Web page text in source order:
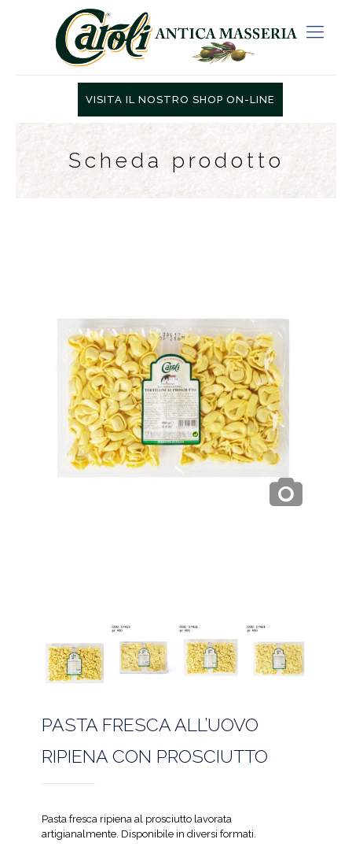
VISITA IL NOSTRO SHOP ON-LINE
Scheda prodotto
PASTA FRESCA ALL’UOVO
RIPIENA CON PROSCIUTTO
Pasta fresca ripiena al prosciutto lavorata
artigianalmente. Disponibile in diversi formati.